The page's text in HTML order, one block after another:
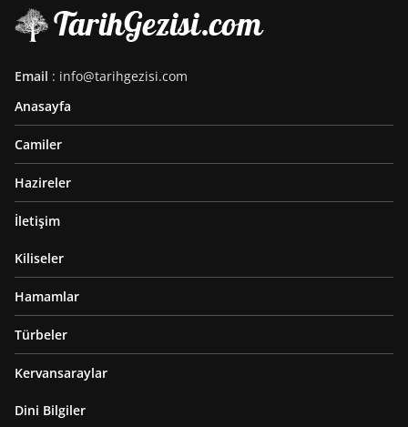
Email : info@tarihgezisi.com
Anasayfa
Camiler
Hazireler
İletişim
Kiliseler
Hamamlar
Türbeler
Kervansaraylar
Dini Bilgiler